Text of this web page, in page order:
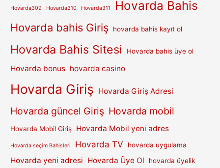
Hovarda309 Hovarda310 Hovarda311 Hovarda Bahis
Hovarda bahis Giriş hovarda bahis kayıt ol
Hovarda Bahis Sitesi Hovarda bahis üye ol
Hovarda bonus hovarda casino
Hovarda Giriş Hovarda Giriş Adresi
Hovarda güncel Giriş Hovarda mobil
Hovarda Mobil Giriş Hovarda Mobil yeni adres
Hovarda seçim Bahisleri Hovarda TV hovarda uygulama
Hovarda yeni adresi Hovarda Üye Ol hovarda üyelik